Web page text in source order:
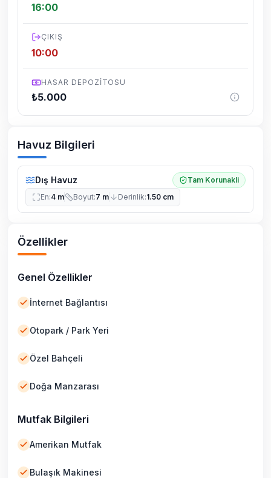
16:00
ÇIKIŞ
10:00
HASAR DEPOZITOSU
₺5.000
Havuz Bilgileri
Dış Havuz
Tam Korunakli
En:4 m Boyut:7 m Derinlik:1.50 cm
Özellikler
Genel Özellikler
İnternet Bağlantısı
Otopark / Park Yeri
Özel Bahçeli
Doğa Manzarası
Mutfak Bilgileri
Amerikan Mutfak
Bulaşık Makinesi